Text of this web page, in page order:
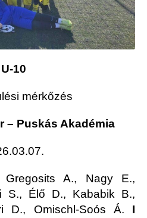
U-10
mérkőzés
– Puskás Akadémia
Gregosits A., Nagy E.,
S., Élő D., Kababik B.,
D., Omischl-Soós Á.
I